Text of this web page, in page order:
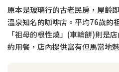
原本是玻璃行的古老民房，屋齡
溫泉知名的咖啡店。平均76歲的
「祖母的根性燒」(車輪餅)則是
約用餐，店內提供富有但馬當地